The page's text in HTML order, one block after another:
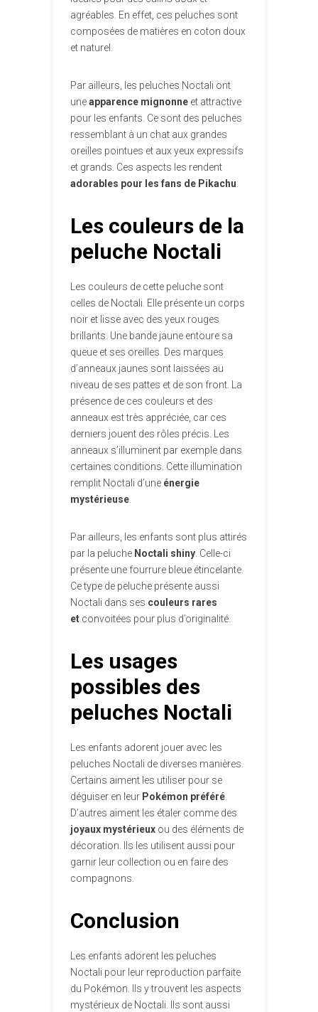
agréables. En effet, ces peluches sont
composées de matières en coton doux
et naturel.
Par ailleurs, les peluches Noctali ont
uneapparence mignonne et attractive
pour les enfants. Ce sont des peluches
ressemblant à un chat aux grandes
oreilles pointues et aux yeux expressifs
et grands. Ces aspects les rendent
adorables pour les fans de Pikachu.
Les couleurs de la
peluche Noctali
Les couleurs de cette peluche sont
celles de Noctali. Elle présente un corps
noir et lisse avec des yeux rouges
brillants. Une bande jaune entoure sa
queue et ses oreilles. Des marques
d’anneaux jaunes sont laissées au
niveau de ses pattes et de son front. La
présence de ces couleurs et des
anneaux est très appréciée, car ces
derniers jouent des rôles précis. Les
anneaux s’illuminent par exemple dans
certaines conditions. Cette illumination
remplit Noctali d’une énergie
mystérieuse.
Par ailleurs, les enfants sont plus attirés
par la peluche Noctali shiny. Celle-ci
présente une fourrure bleue étincelante.
Ce type de peluche présente aussi
Noctali dans ses couleurs rares
et convoitées pour plus d’originalité.
Les usages
possibles des
peluches Noctali
Les enfants adorent jouer avec les
peluches Noctali de diverses manières.
Certains aiment les utiliser pour se
déguiser en leur Pokémon préféré.
D’autres aiment les étaler comme des
joyaux mystérieux ou des éléments de
décoration. Ils les utilisent aussi pour
garnir leur collection ou en faire des
compagnons.
Conclusion
Les enfants adorent les peluches
Noctali pour leur reproduction parfaite
du Pokémon. Ils y trouvent les aspects
mystérieux de Noctali. Ils sont aussi